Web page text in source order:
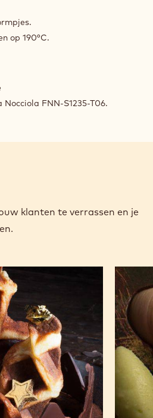
op 190°C.
FNN-S1235-T06.
klanten te verrassen en je
Wasabi
Groene
Appel